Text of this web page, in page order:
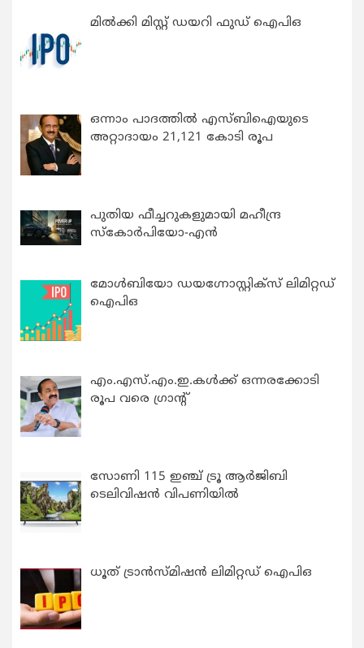
മിൽക്കി മിസ്റ്റ് ഡയറി ഫുഡ് ഐപിഒ
ഒന്നാം പാദത്തിൽ എസ്ബിഐയുടെ
അറ്റാദായം 21,121 കോടി രൂപ
പുതിയ ഫീച്ചറുകളുമായി മഹീന്ദ്ര
സ്കോർപിയോ-എൻ
മോൾബിയോ ഡയഗ്നോസ്റ്റിക്സ് ലിമിറ്റഡ്
ഐപിഒ
എം.എസ്.എം.ഇ.കൾക്ക് ഒന്നരക്കോടി
രൂപ വരെ ഗ്രാന്റ്
സോണി 115 ഇഞ്ച് ട്രൂ ആർജിബി
ടെലിവിഷൻ വിപണിയിൽ
ധൂത് ട്രാൻസ്മിഷൻ ലിമിറ്റഡ് ഐപിഒ